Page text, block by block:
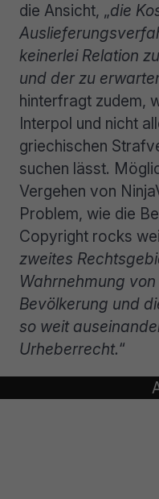
die Ansicht, „die
keinerlei Relation
und der zu
hinterfragt zudem,
Interpol und nicht
griechischen
suchen lässt.
Vergehen von
Problem, wie die
Copyright rocks
zweites
Wahrnehmung
Bevölkerung und
so weit
Urheberrecht.“